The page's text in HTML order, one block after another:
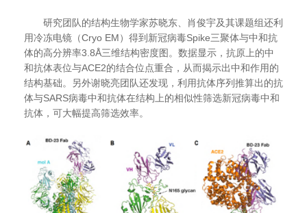
研究团队的结构生物学家苏晓东、肖俊宇及其课题组还利
用冷冻电镜（Cryo EM）得到新冠病毒Spike三聚体与中和抗
体的高分辨率3.8Å三维结构密度图。数据显示，抗原上的中
和抗体表位与ACE2的结合位点重合，从而揭示出中和作用的
结构基础。另外谢晓亮团队还发现，利用抗体序列推算出的抗
体与SARS病毒中和抗体在结构上的相似性筛选新冠病毒中和
抗体，可大幅提高筛选效率。